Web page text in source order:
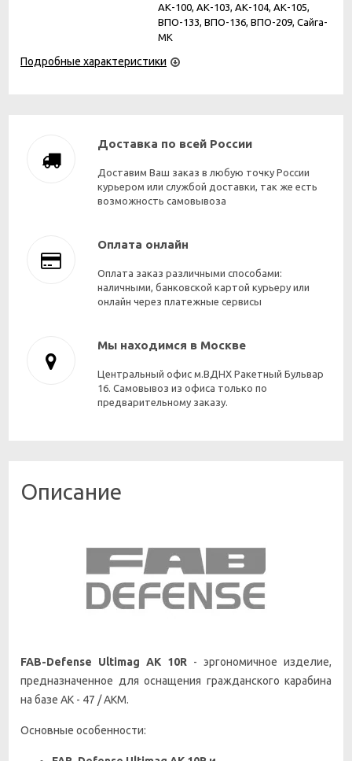
АК-100, АК-103, АК-104, АК-105,
ВПО-133, ВПО-136, ВПО-209, Сайга-
МК
Подробные характеристики
Доставка по всей России
Доставим Ваш заказ в любую точку России
курьером или службой доставки, так же есть
возможность самовывоза
Оплата онлайн
Оплата заказ различными способами:
наличными, банковской картой курьеру или
онлайн через платежные сервисы
Мы находимся в Москве
Центральный офис м.ВДНХ Ракетный Бульвар
16. Самовывоз из офиса только по
предварительному заказу.
Описание
FAB-Defense Ultimag АК 10R
- эргономичное изделие,
предназначенное для оснащения гражданского карабина
на базе АК - 47 / АКМ.
Основные особенности: